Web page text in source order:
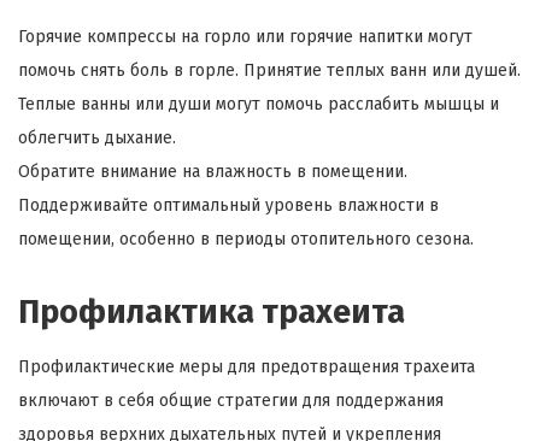
Горячие компрессы на горло или горячие напитки могут
помочь снять боль в горле. Принятие теплых ванн или душей.
Теплые ванны или души могут помочь расслабить мышцы и
облегчить дыхание.
Обратите внимание на влажность в помещении.
Поддерживайте оптимальный уровень влажности в
помещении, особенно в периоды отопительного сезона.
Профилактика трахеита
Профилактические меры для предотвращения трахеита
включают в себя общие стратегии для поддержания
здоровья верхних дыхательных путей и укрепления